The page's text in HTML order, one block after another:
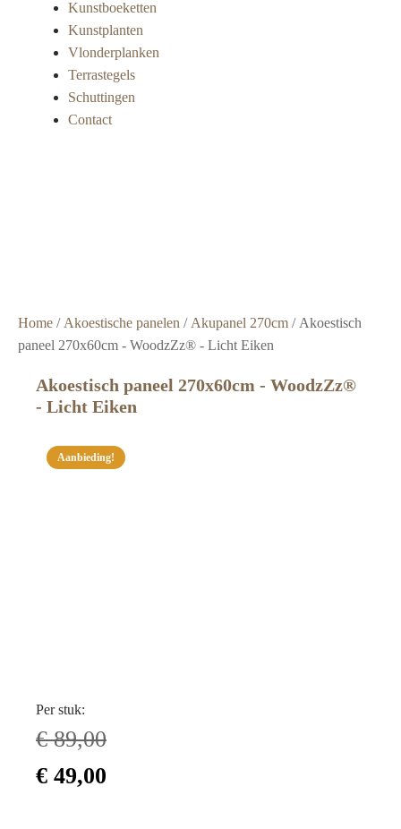
Kunstboeketten
Kunstplanten
Vlonderplanken
Terrastegels
Schuttingen
Contact
Home / Akoestische panelen / Akupanel 270cm / Akoestisch
paneel 270x60cm - WoodzZz® - Licht Eiken
Akoestisch paneel 270x60cm - WoodzZz®
- Licht Eiken
Aanbieding!
Per stuk:
€89,00
Oorspronkelijke
€ 49,00